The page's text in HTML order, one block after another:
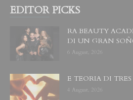
EDITOR PICKS
RA BEAUTY
DI UN GRAN
6 August, 2026
E TEORIA DI
4 August, 2026